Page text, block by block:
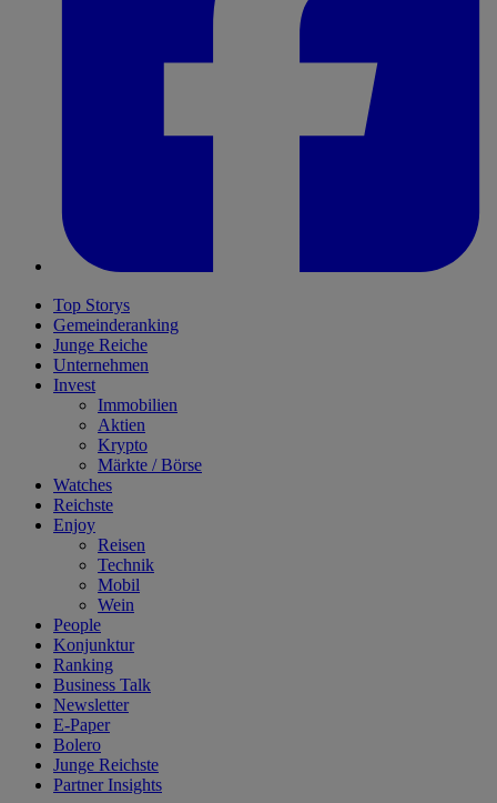
Top Storys
Gemeinderanking
Junge Reiche
Unternehmen
Invest
Immobilien
Aktien
Krypto
Märkte / Börse
Watches
Reichste
Enjoy
Reisen
Technik
Mobil
Wein
People
Konjunktur
Ranking
Business Talk
Newsletter
E-Paper
Bolero
Junge Reichste
Partner Insights